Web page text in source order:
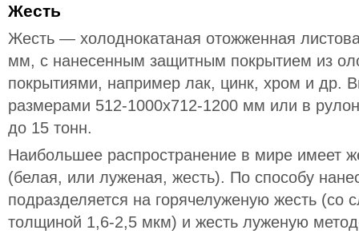
Жесть
Жесть — холоднокатаная отожженная
мм, с нанесенным защитным покрытием из
покрытиями, например лак, цинк, хром и др.
размерами 512-1000х712-1200 мм или в
до 15 тонн.
Наибольшее распространение в мире имеет
(белая, или луженая, жесть). По способу
подразделяется на горячелуженую жесть (со
толщиной 1,6-2,5 мкм) и жесть луженую